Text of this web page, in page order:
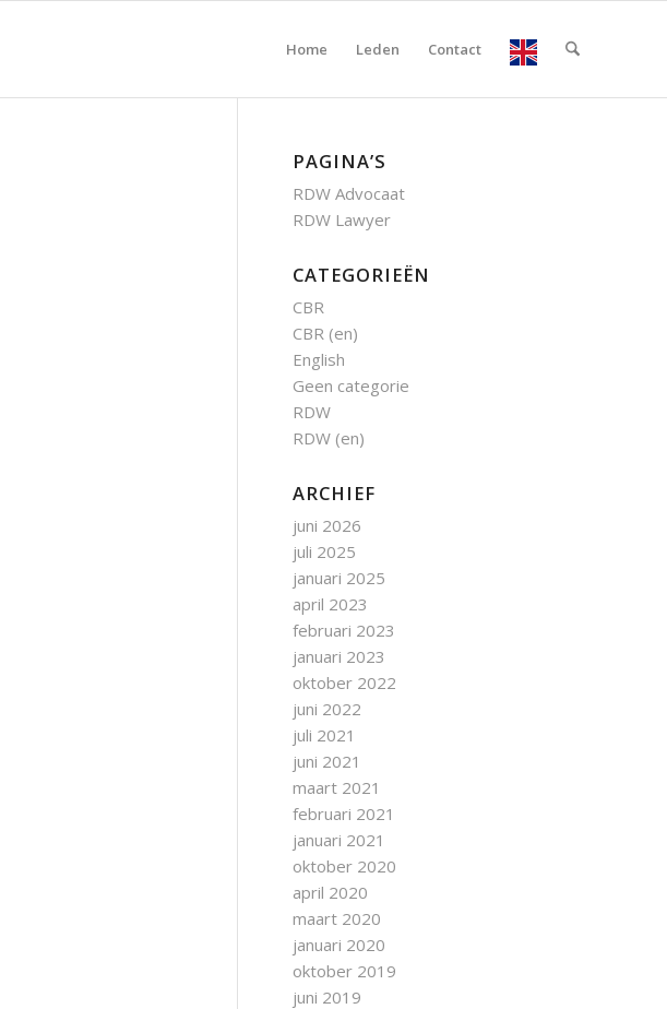
Home Leden Contact
PAGINA’S
RDW Advocaat
RDW Lawyer
CATEGORIEËN
CBR
CBR (en)
English
Geen categorie
RDW
RDW (en)
ARCHIEF
juni 2026
juli 2025
januari 2025
april 2023
februari 2023
januari 2023
oktober 2022
juni 2022
juli 2021
juni 2021
maart 2021
februari 2021
januari 2021
oktober 2020
april 2020
maart 2020
januari 2020
oktober 2019
juni 2019